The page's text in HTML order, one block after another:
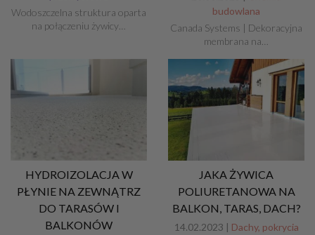
Wodoszczelna struktura oparta
na połączeniu żywicy…
budowlana
Canada Systems | Dekoracyjna
membrana na…
HYDROIZOLACJA W
PŁYNIE NA ZEWNĄTRZ
DO TARASÓW I
BALKONÓW
JAKA ŻYWICA
POLIURETANOWA NA
BALKON, TARAS, DACH?
14.02.2023 | Dachy, pokrycia